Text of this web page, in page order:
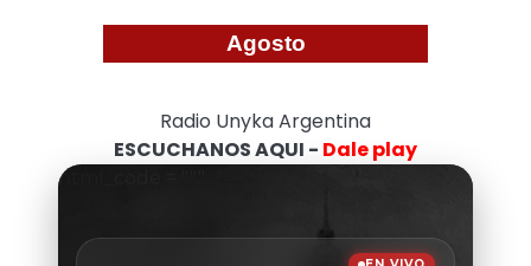
Agosto
Radio Unyka Argentina
ESCUCHANOS AQUI - Dale play